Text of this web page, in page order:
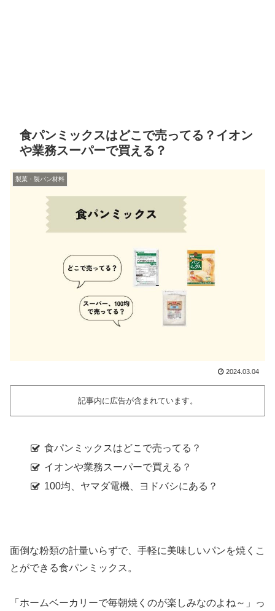
食パンミックスはどこで売ってる？イオン
や業務スーパーで買える？
製菓・製パン材料
2024.03.04
記事内に広告が含まれています。
食パンミックスはどこで売ってる？
イオンや業務スーパーで買える？
100均、ヤマダ電機、ヨドバシにある？
面倒な粉類の計量いらずで、手軽に美味しいパンを焼くこ
とができる食パンミックス。
「ホームベーカリーで毎朝焼くのが楽しみなのよね～」っ